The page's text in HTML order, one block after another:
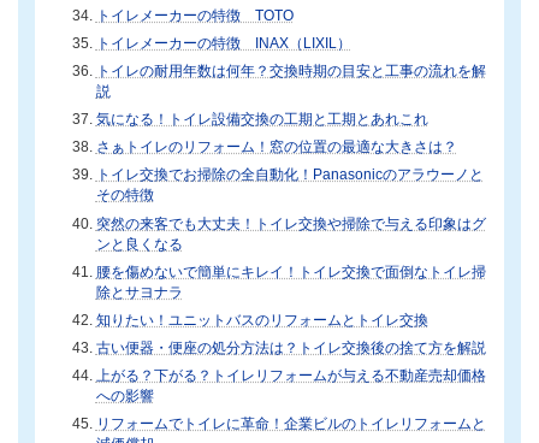
トイレメーカーの特徴 TOTO
トイレメーカーの特徴 INAX（LIXIL）
トイレの耐用年数は何年？交換時期の目安と工事の流れを解
説
気になる！トイレ設備交換の工期と工期とあれこれ
さぁトイレのリフォーム！窓の位置の最適な大きさは？
トイレ交換でお掃除の全自動化！Panasonicのアラウーノと
その特徴
突然の来客でも大丈夫！トイレ交換や掃除で与える印象はグ
ンと良くなる
腰を傷めないで簡単にキレイ！トイレ交換で面倒なトイレ掃
除とサヨナラ
知りたい！ユニットバスのリフォームとトイレ交換
古い便器・便座の処分方法は？トイレ交換後の捨て方を解説
上がる？下がる？トイレリフォームが与える不動産売却価格
への影響
リフォームでトイレに革命！企業ビルのトイレリフォームと